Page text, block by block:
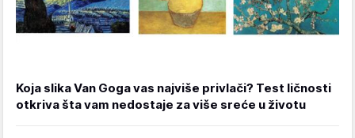
Koja slika Van Goga vas najviše privlači? Test ličnosti
otkriva šta vam nedostaje za više sreće u životu